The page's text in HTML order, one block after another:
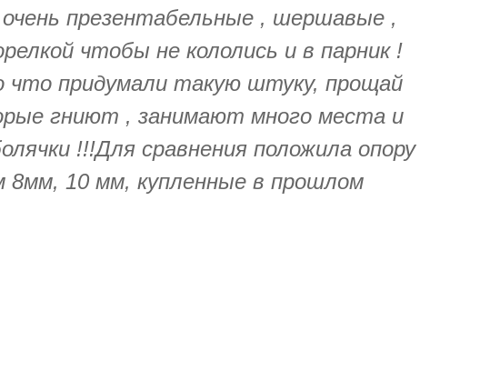
очень презентабельные , шершавые ,
чтобы не кололись и в парник !
что придумали такую штуку, прощай
гниют , занимают много места и
!!!Для сравнения положила опору
8мм, 10 мм, купленные в прошлом